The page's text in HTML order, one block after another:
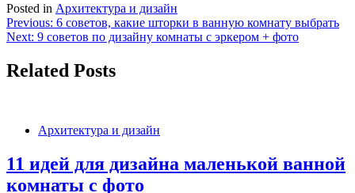
Posted in Архитектура и дизайн
Навигация
по
записям
Previous: 6 советов, какие шторки в ванную комнату выбрать
Next: 9 советов по дизайну комнаты с эркером + фото
Related Posts
Архитектура и дизайн
11 идей для дизайна маленькой ванной
комнаты с фото